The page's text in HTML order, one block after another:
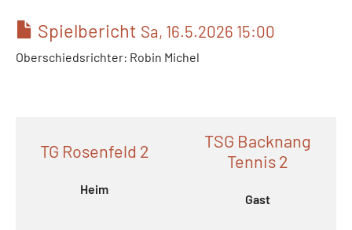
Spielbericht Sa, 16.5.2026 15:00
Oberschiedsrichter: Robin Michel
TG Rosenfeld 2
Heim
TSG Backnang
Tennis 2
Gast